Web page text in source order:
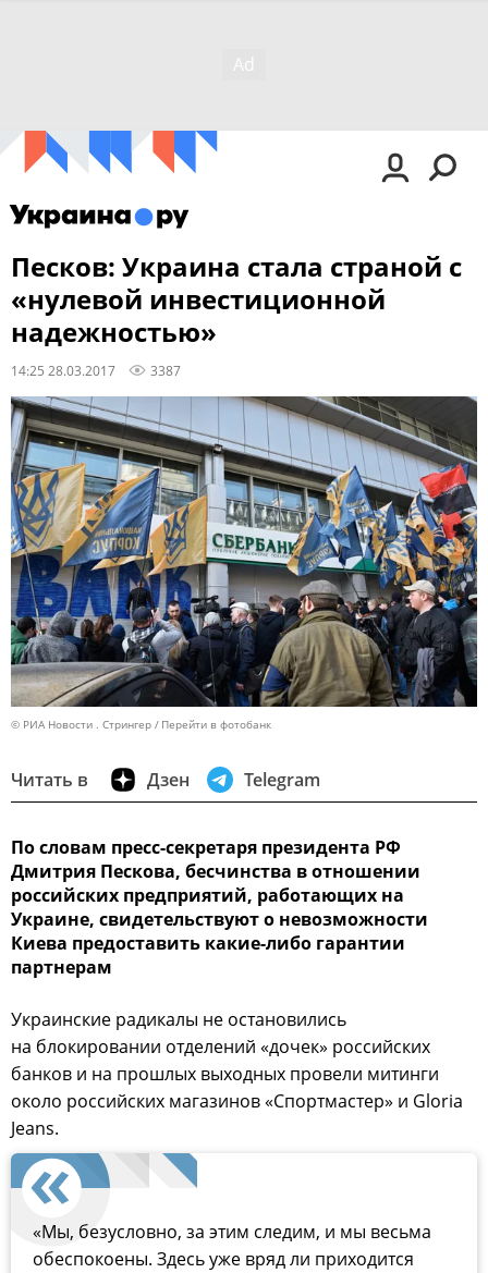
Песков: Украина стала страной с
«нулевой инвестиционной
надежностью»
14:25 28.03.2017 3387
© РИА Новости . Стрингер Перейти в фотобанк
Читать в Дзен Telegram
По словам пресс-секретаря президента РФ
Дмитрия Пескова, бесчинства в отношении
российских предприятий, работающих на
Украине, свидетельствуют о невозможности
Киева предоставить какие-либо гарантии
партнерам
Украинские радикалы не остановились
на блокировании отделений «дочек» российских
банков и на прошлых выходных провели митинги
около российских магазинов «Спортмастер» и Gloria
Jeans.
«Мы, безусловно, за этим следим, и мы весьма
обеспокоены. Здесь уже вряд ли приходится